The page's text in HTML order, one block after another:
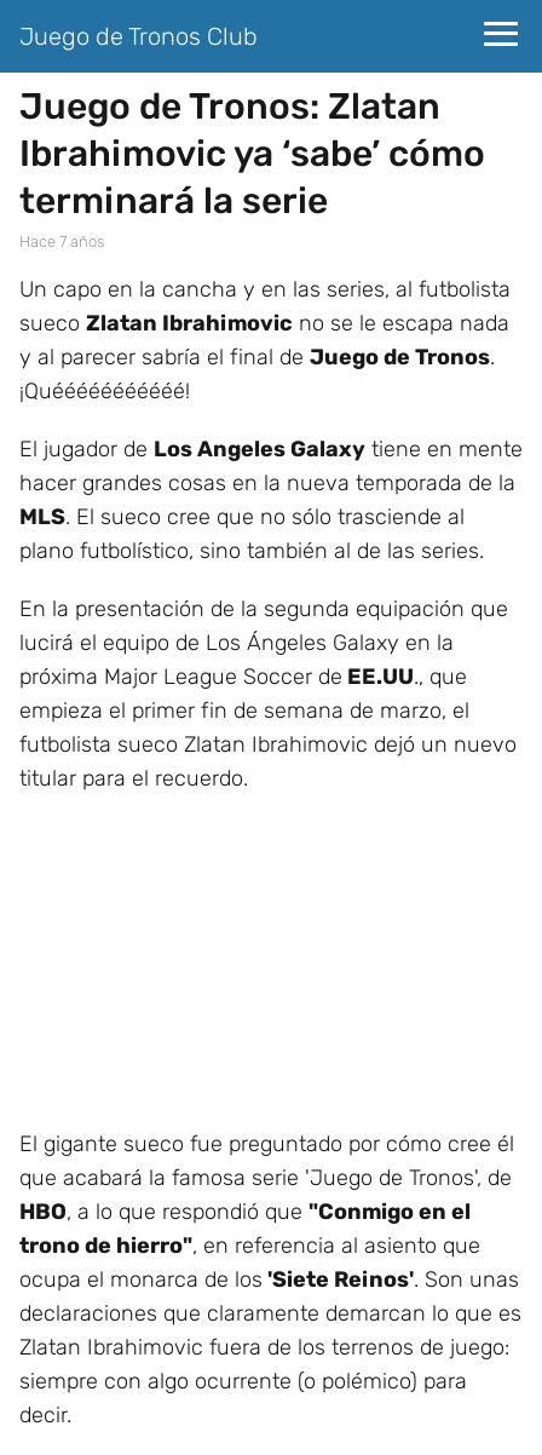
Juego de Tronos Club
Juego de Tronos: Zlatan
Ibrahimovic ya ‘sabe’ cómo
terminará la serie
hace 7 años
Un capo en la cancha y en las series, al futbolista
sueco Zlatan Ibrahimovic no se le escapa nada
y al parecer sabría el final de Juego de Tronos.
¡Quééééééééééé!
El jugador de Los Angeles Galaxy tiene en mente
hacer grandes cosas en la nueva temporada de la
MLS. El sueco cree que no sólo trasciende al
plano futbolístico, sino también al de las series.
En la presentación de la segunda equipación que
lucirá el equipo de Los Ángeles Galaxy en la
próxima Major League Soccer de EE.UU., que
empieza el primer fin de semana de marzo, el
futbolista sueco Zlatan Ibrahimovic dejó un nuevo
titular para el recuerdo.
El gigante sueco fue preguntado por cómo cree él
que acabará la famosa serie 'Juego de Tronos', de
HBO, a lo que respondió que "Conmigo en el
trono de hierro", en referencia al asiento que
ocupa el monarca de los 'Siete Reinos'. Son unas
declaraciones que claramente demarcan lo que es
Zlatan Ibrahimovic fuera de los terrenos de juego:
siempre con algo ocurrente (o polémico) para
decir.